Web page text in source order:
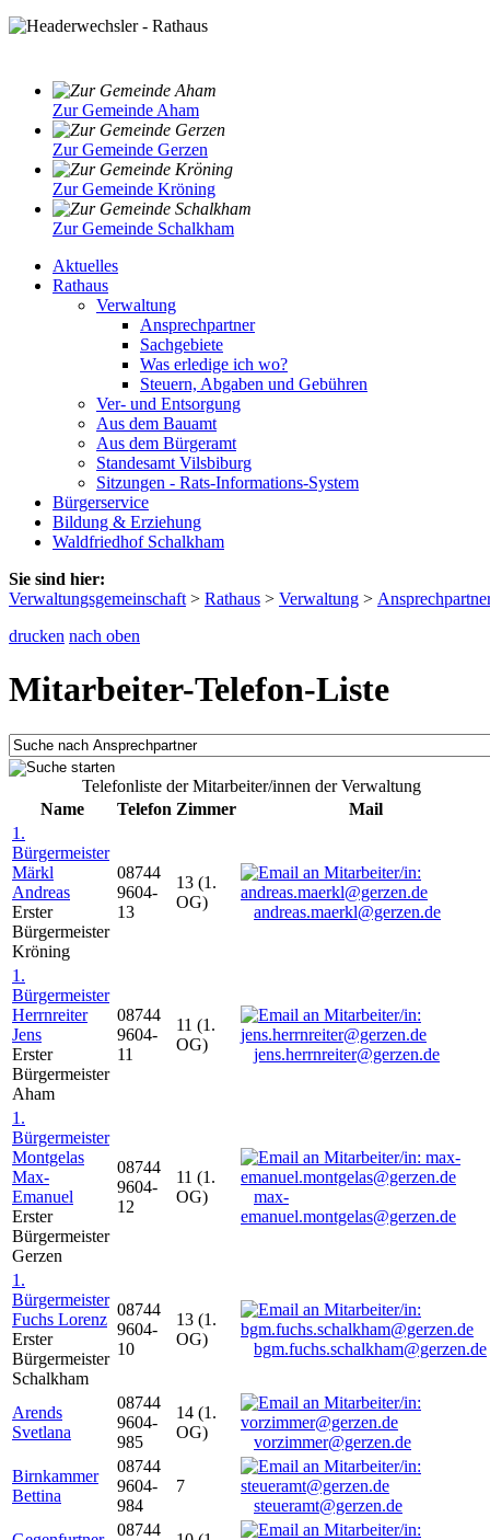
Zur Gemeinde Aham
Zur Gemeinde Gerzen
Zur Gemeinde Kröning
Zur Gemeinde Schalkham
Aktuelles
Rathaus
Verwaltung
Ansprechpartner
Sachgebiete
Was erledige ich wo?
Steuern, Abgaben und Gebühren
Ver- und Entsorgung
Aus dem Bauamt
Aus dem Bürgeramt
Standesamt Vilsbiburg
Sitzungen - Rats-Informations-System
Bürgerservice
Bildung & Erziehung
Waldfriedhof Schalkham
Sie sind hier:
Verwaltungsgemeinschaft > Rathaus > Verwaltung >
drucken nach oben
Mitarbeiter-Telefon-Liste
Telefonliste der Mitarbeiter/innen der Verwaltung
Name
Telefon Zimmer
Mail
1.
Bürgermeister
Märkl
Andreas
Erster
Bürgermeister
Kröning
08744
9604-
13
13 (1.
OG)
andreas.maerkl@gerzen.de
1.
Bürgermeister
Herrnreiter
Jens
Erster
Bürgermeister
Aham
08744
9604-
11
11 (1.
OG)
jens.herrnreiter@gerzen.de
1.
Bürgermeister
Montgelas
Max-
Emanuel
Erster
Bürgermeister
Gerzen
08744
9604-
12
11 (1.
OG)
max-
emanuel.montgelas@gerzen.de
1.
Bürgermeister
Fuchs Lorenz
Erster
Bürgermeister
Schalkham
08744
9604-
10
13 (1.
OG)
bgm.fuchs.schalkham@gerzen.de
Arends
Svetlana
08744
9604-
985
14 (1.
OG)
vorzimmer@gerzen.de
Birnkammer
Bettina
08744
9604-
984
7
steueramt@gerzen.de
08744